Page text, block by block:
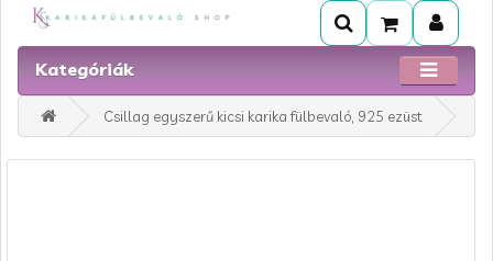
Kategóriák
Csillag egyszerű kicsi karika fülbevaló, 925 ezüst